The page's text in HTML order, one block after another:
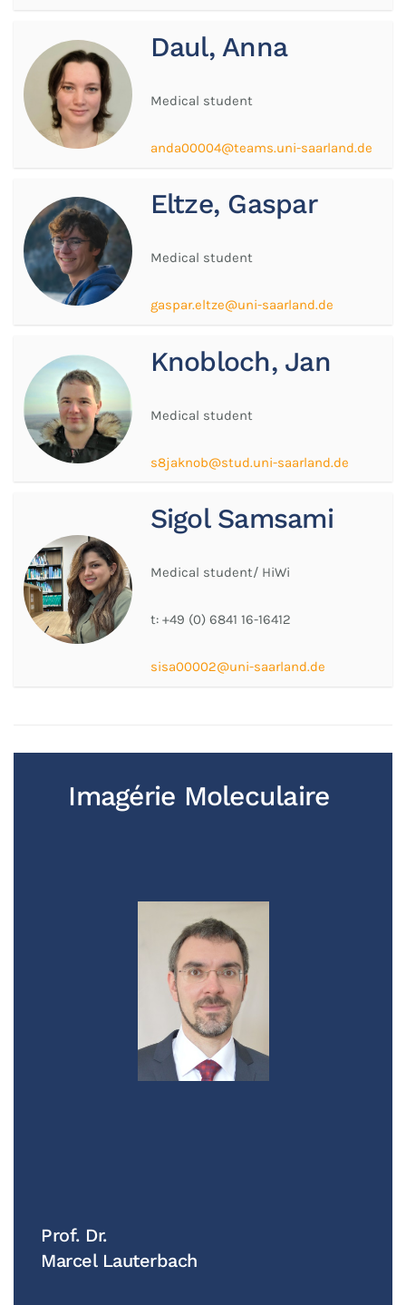
Daul, Anna
Medical student
anda00004@teams.uni-saarland.de
Eltze, Gaspar
Medical student
gaspar.eltze@uni-saarland.de
Knobloch, Jan
Medical student
s8jaknob@stud.uni-saarland.de
Sigol Samsami
Medical student/ HiWi
t: +49 (0) 6841 16-16412
sisa00002@uni-saarland.de
Imagérie Moleculaire
Prof. Dr.
Marcel Lauterbach